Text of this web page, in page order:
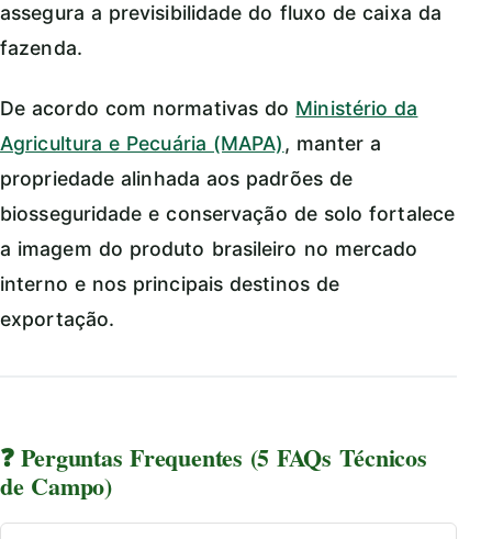
assegura a previsibilidade do fluxo de caixa da
fazenda.
De acordo com normativas do Ministério da
Agricultura e Pecuária (MAPA), manter a
propriedade alinhada aos padrões de
biosseguridade e conservação de solo fortalece
a imagem do produto brasileiro no mercado
interno e nos principais destinos de
exportação.
❓ Perguntas Frequentes (5 FAQs Técnicos
de Campo)